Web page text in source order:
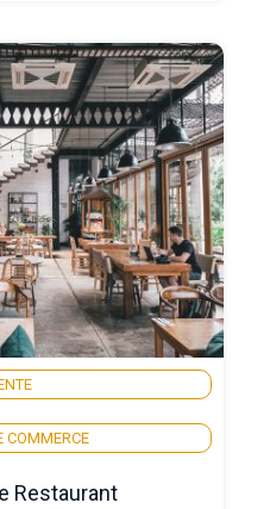
COMMERCE
Restaurant